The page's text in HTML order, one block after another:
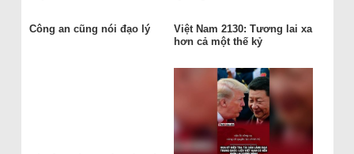
Công an cũng nói đạo lý
Việt Nam 2130: Tương lai xa
hơn cả một thế kỷ